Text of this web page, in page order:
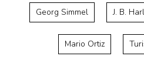
Georg Simmel J. B.
Mario Ortiz